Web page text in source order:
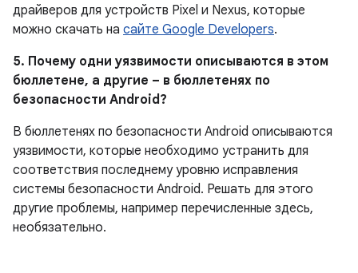
драйверов для устройств Pixel и Nexus, которые
можно скачать на сайте Google Developers.
5. Почему одни уязвимости описываются в этом
бюллетене, а другие – в бюллетенях по
безопасности Android?
В бюллетенях по безопасности Android описываются
уязвимости, которые необходимо устранить для
соответствия последнему уровню исправления
системы безопасности Android. Решать для этого
другие проблемы, например перечисленные здесь,
необязательно.